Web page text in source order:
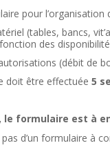
pour l’organisation
(tables, bancs,
des
(débit de
doit être effectuée 5
formulaire est à
pas d’un formulaire à